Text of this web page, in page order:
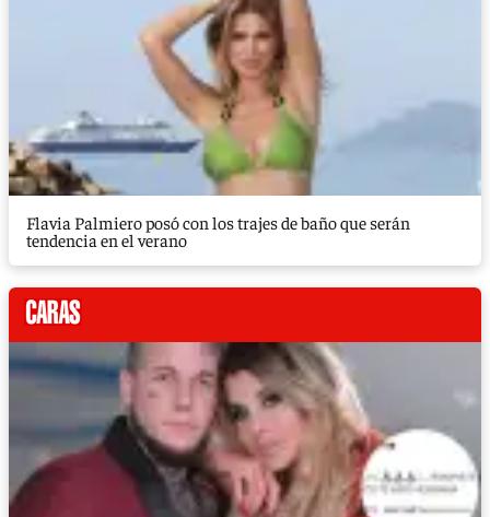
Flavia Palmiero posó con los trajes de baño que serán
tendencia en el verano